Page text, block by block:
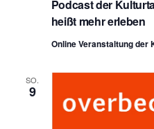
Podcast der
heißt mehr erleben
Online Veranstaltung der
SO.
9